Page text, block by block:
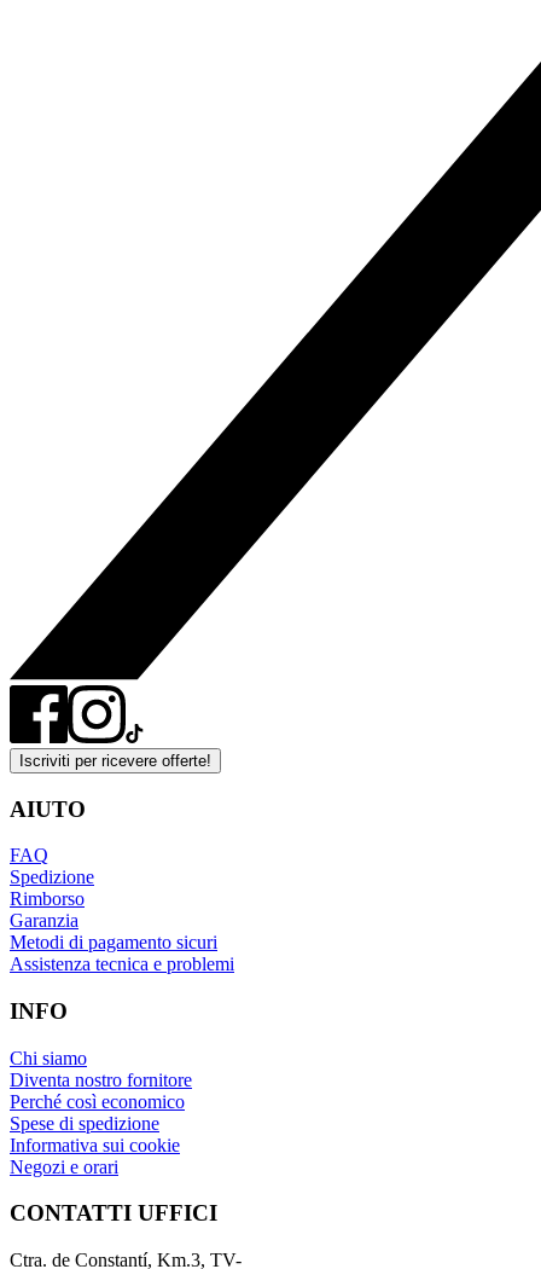
Iscriviti per ricevere offerte!
AIUTO
FAQ
Spedizione
Rimborso
Garanzia
Metodi di pagamento sicuri
Assistenza tecnica e problemi
INFO
Chi siamo
Diventa nostro fornitore
Perché così economico
Spese di spedizione
Informativa sui cookie
Negozi e orari
CONTATTI UFFICI
Ctra. de Constantí, Km.3, TV-